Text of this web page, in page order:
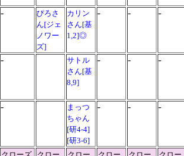
-
ぴろさ
ん[ジェ
ノワー
ズ]
カリン
さん[基
1,2]◎
- - -
-
サトル
さん[基
8,9]
- - -
-
まっつ
ちゃん
[研4-4]
[研3-6]
- - -